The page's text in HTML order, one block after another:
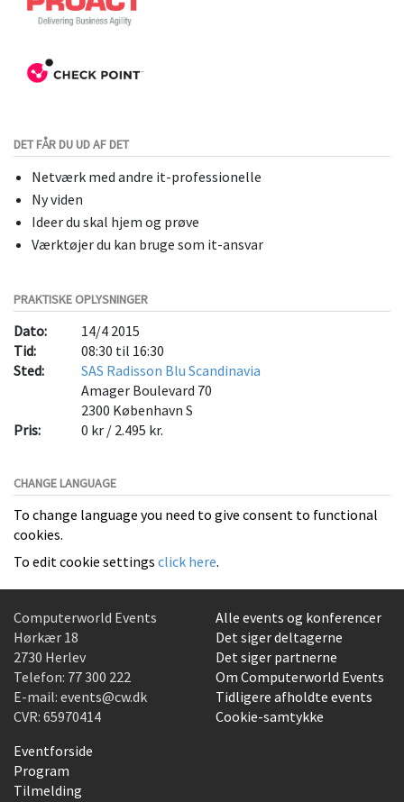
DET FÅR DU UD AF DET
Netværk med andre it-professionelle
Ny viden
Ideer du skal hjem og prøve
Værktøjer du kan bruge som it-ansvar
PRAKTISKE OPLYSNINGER
Dato:
14/4 2015
Tid:
08:30 til 16:30
Sted:
SAS Radisson Blu Scandinavia
Amager Boulevard 70
2300 København S
Pris:
0 kr / 2.495 kr.
CHANGE LANGUAGE
To change language you need to give consent to functional
cookies.
To edit cookie settings click here.
Computerworld Events
Hørkær 18
2730 Herlev
Telefon: 77 300 222
E-mail: events@cw.dk
CVR: 65970414
Alle events og konferencer
Det siger deltagerne
Det siger partnerne
Om Computerworld Events
Tidligere afholdte events
Cookie-samtykke
Eventforside
Program
Tilmelding